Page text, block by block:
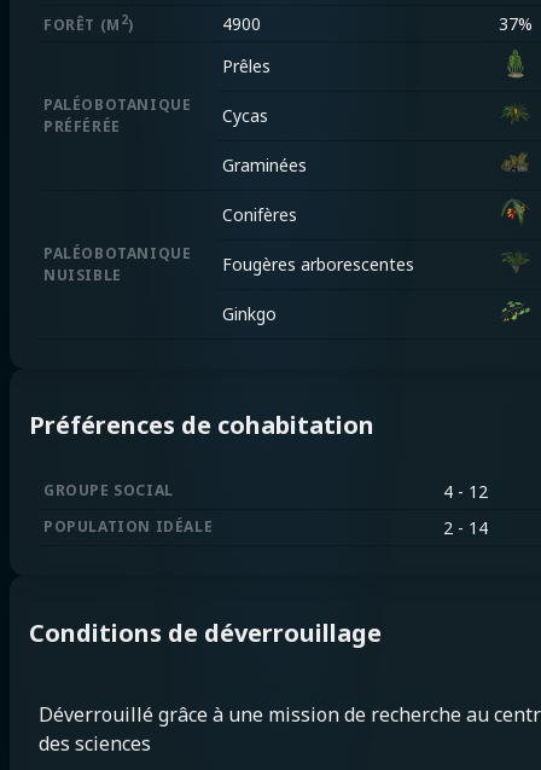
FORÊT (M 2) 4900 37%
PALÉOBOTANIQUE
PRÉFÉRÉE
Prêles
Cycas
Graminées
PALÉOBOTANIQUE
NUISIBLE
Conifères
Fougères arborescentes
Ginkgo
Préférences de cohabitation
GROUPE SOCIAL 4 - 12
POPULATION IDÉALE 2 - 14
Conditions de déverrouillage
Déverrouillé grâce à une mission de recherche au
des sciences